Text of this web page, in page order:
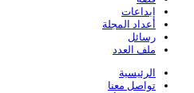
إبداعات
أعداد المجلة
رسائل
ملف العدد
الرئيسية
تواصل معنا